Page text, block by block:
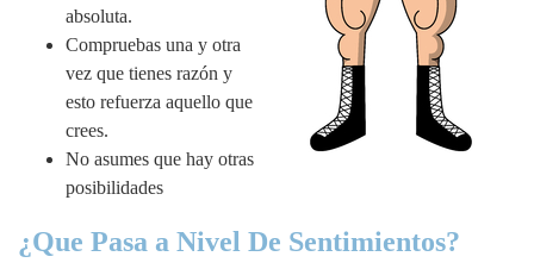
absoluta.
Compruebas una y otra
vez que tienes razón y
esto refuerza aquello que
crees.
No asumes que hay otras
posibilidades
¿Que Pasa a Nivel De Sentimientos?